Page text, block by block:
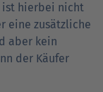
hierbei nicht
eine zusätzliche
aber kein
der Käufer